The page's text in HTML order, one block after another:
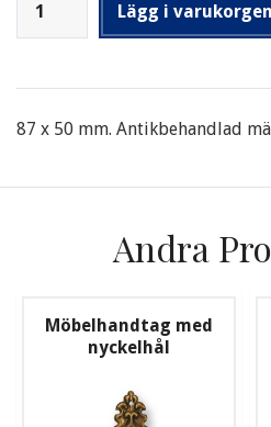
Lägg i varukorgen
87 x 50 mm. Antikbehandlad
Andra
Möbelhandtag med
nyckelhål